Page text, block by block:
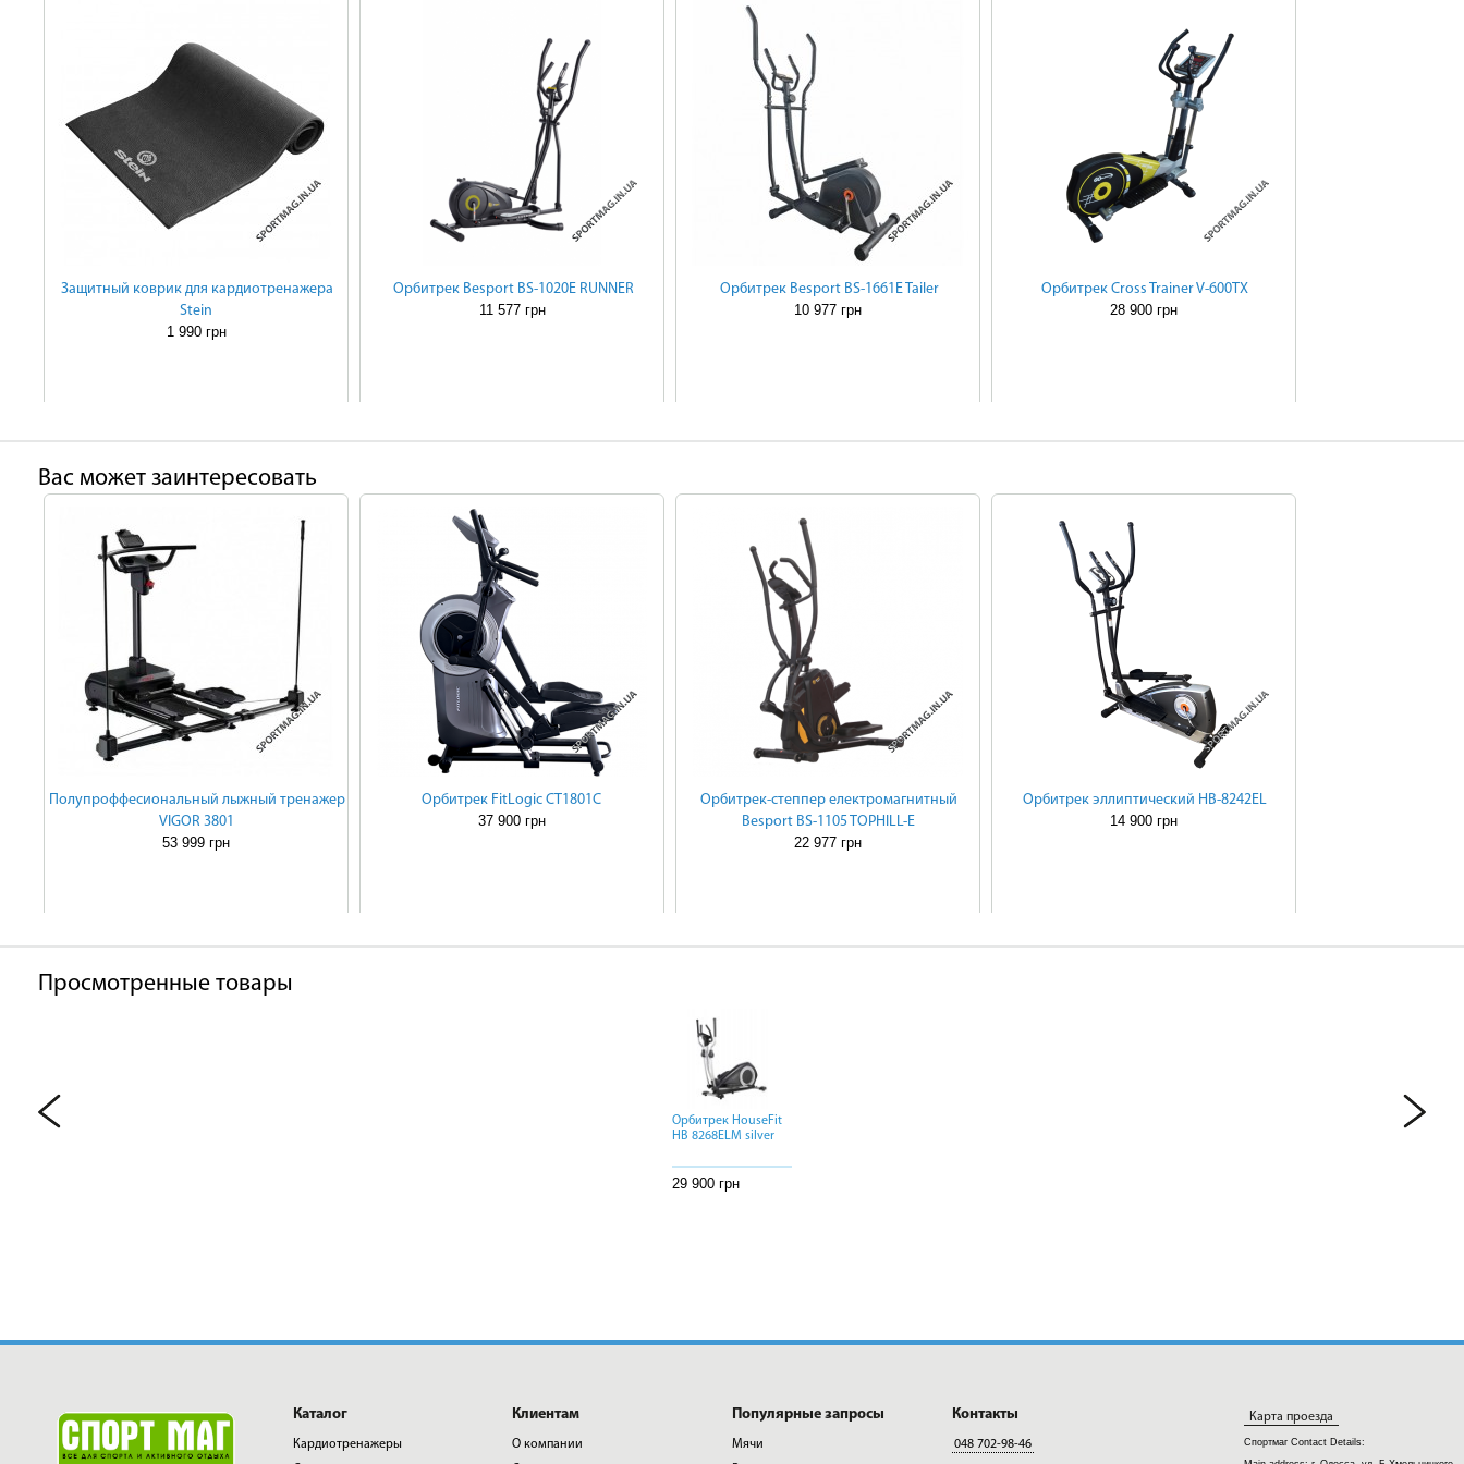
Защитный коврик для кардиотренажера
Stein
1 990 грн
Орбитрек Besport BS-1020E RUNNER
11 577 грн
Орбитрек Besport BS-1661E Tailer
10 977 грн
Орбитрек Cross Trainer V-600TX
28 900 грн
Ваc может заинтересовать
Полупроффесиональный лыжный тренажер
VIGOR 3801
53 999 грн
Орбитрек FitLogic CT1801C
37 900 грн
Орбитрек-степпер електромагнитный
Besport BS-1105 TOPHILL-Е
22 977 грн
Орбитрек эллиптический HB-8242EL
14 900 грн
Просмотренные товары
Орбитрек HouseFit
HB 8268ELM silver
29 900 грн
Каталог
Кардиотренажеры
Клиентам
О компании
Популярные запросы
Мячи
Контакты
048 702-98-46
Карта проезда
Спортмаг Contact Details: